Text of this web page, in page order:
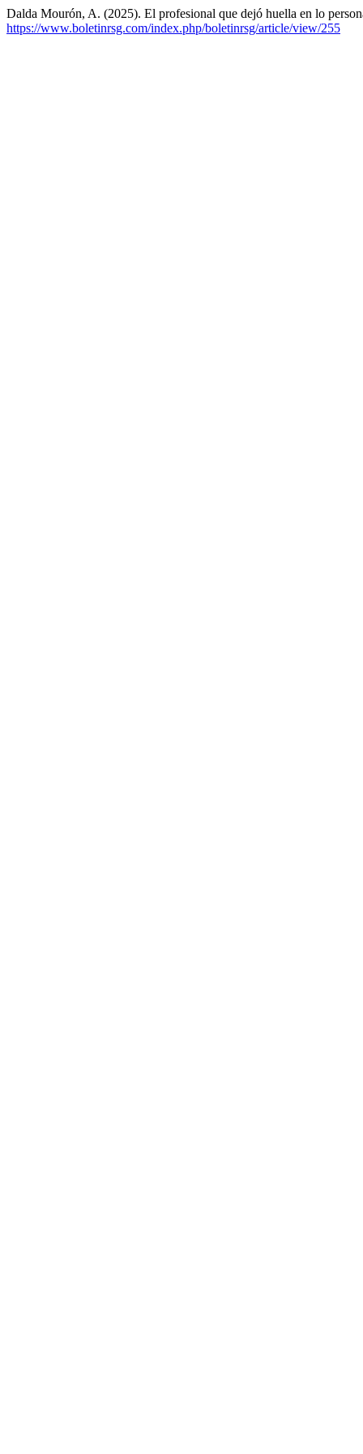
Dalda Mourón, A. (2025). El profesional que dejó huella en lo
https://www.boletinrsg.com/index.php/boletinrsg/article/view/255